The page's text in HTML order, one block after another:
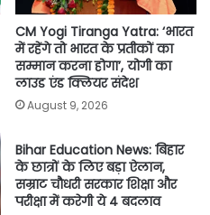
CM Yogi Tiranga Yatra: ‘भारत
में रहेंगे तो भारत के प्रतीकों का
सम्मान करना होगा’, योगी का
लाउड एंड क्लियर संदेश
August 9, 2026
Bihar Education News: बिहार
के छात्रों के लिए बड़ा ऐलान,
सम्राट चौधरी सरकार शिक्षा और
परीक्षा में करेगी ये 4 बदलाव